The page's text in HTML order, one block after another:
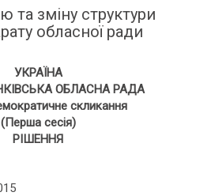
та зміну структури
обласної ради
УКРАЇНА
ОБЛАСНА РАДА
скликання
(Перша сесія)
РІШЕННЯ